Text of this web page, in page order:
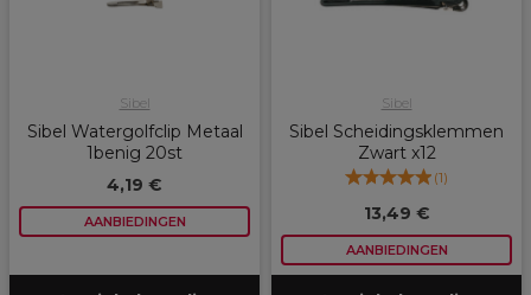
Sibel
Sibel Watergolfclip Metaal
1benig 20st
4,19 €
AANBIEDINGEN
Sibel
Sibel Scheidingsklemmen
Zwart x12
(1)
13,49 €
AANBIEDINGEN